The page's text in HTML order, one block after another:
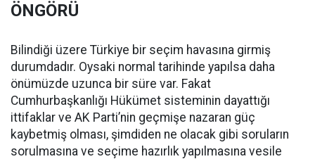
ÖNGÖRÜ
Bilindiği üzere Türkiye bir seçim havasına girmiş
durumdadır. Oysaki normal tarihinde yapılsa daha
önümüzde uzunca bir süre var. Fakat
Cumhurbaşkanlığı Hükümet sisteminin dayattığı
ittifaklar ve AK Parti’nin geçmişe nazaran güç
kaybetmiş olması, şimdiden ne olacak gibi soruların
sorulmasına ve seçime hazırlık yapılmasına vesile